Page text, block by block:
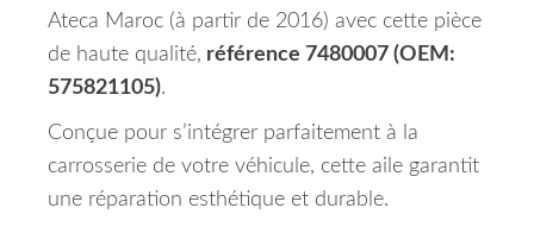
Ateca Maroc (à partir de 2016) avec cette pièce
de haute qualité, référence 7480007 (OEM:
575821105).
Conçue pour s’intégrer parfaitement à la
carrosserie de votre véhicule, cette aile garantit
une réparation esthétique et durable.